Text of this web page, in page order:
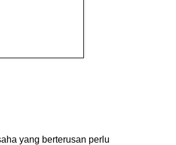
yang berterusan perlu